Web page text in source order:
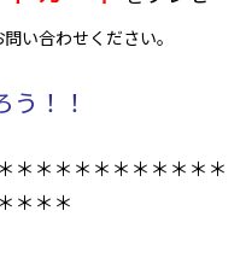
い合わせください。
！！
＊＊＊＊＊＊＊＊＊＊＊
＊＊＊